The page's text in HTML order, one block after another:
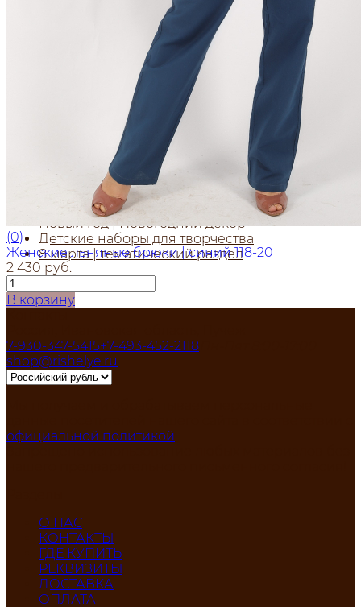
Мешочки лен хлопок
Короба подарочные
Куклы, мягкие игрушки из льна
Платочки в карман пиджака
Прихватки для кухни
Прихватка варежка
Стельки
Фартуки женские
Чайницы-грелки
Фартуки мужские для кухни
Рушники свадебные | для каравая | венчания |
пасхальные
Новый год | Новогодний декор
Детские наборы для творчества
8 марта | тематический раздел
(0)
Женские льняные брюки | синий 118-20
2 430 руб.
В корзину
7-930-347-5415+7-493-452-2118
shop@rishelye.ru
официальной политикой
О НАС
КОНТАКТЫ
ГДЕ КУПИТЬ
РЕКВИЗИТЫ
ДОСТАВКА
ОПЛАТА